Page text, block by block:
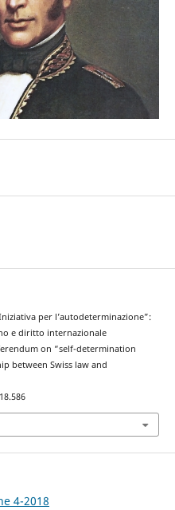
per l’autodeterminazione”:
e diritto internazionale
on “self-determination
between Swiss law and
4-2018